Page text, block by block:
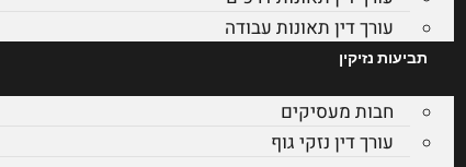
עורך דין תאונות עבודה
תביעות נזיקין
חבות מעסיקים
עורך דין נזקי גוף